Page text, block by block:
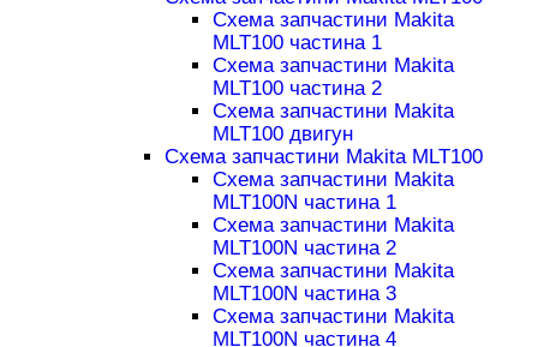
Схема запчастини Makita
MLT100 частина 1
Схема запчастини Makita
MLT100 частина 2
Схема запчастини Makita
MLT100 двигун
Схема запчастини Makita MLT100
Схема запчастини Makita
MLT100N частина 1
Схема запчастини Makita
MLT100N частина 2
Схема запчастини Makita
MLT100N частина 3
Схема запчастини Makita
MLT100N частина 4